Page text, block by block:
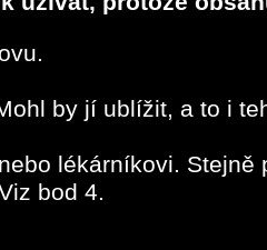
by jí ublížit, a to i
lékárníkovi. Stejně
bod 4.